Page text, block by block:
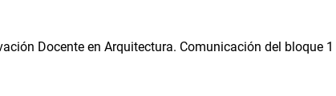
Docente en Arquitectura. Comunicación del bloque 1